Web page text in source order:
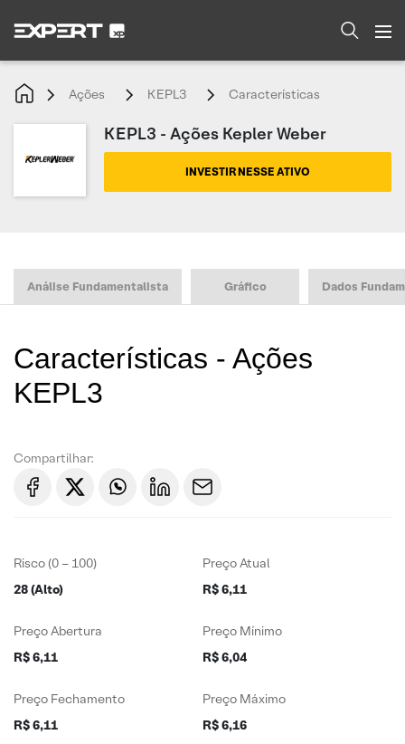
Ações KEPL3 Características
KEPL3 - Ações Kepler Weber
INVESTIR NESSE ATIVO
Análise Fundamentalista Gráfico Dados
Características - Ações
KEPL3
Compartilhar:
Risco (0 – 100)
28 (Alto)
Preço Atual
R$ 6,11
Preço Abertura
R$ 6,11
Preço Mínimo
R$ 6,04
Preço Fechamento
R$ 6,11
Preço Máximo
R$ 6,16